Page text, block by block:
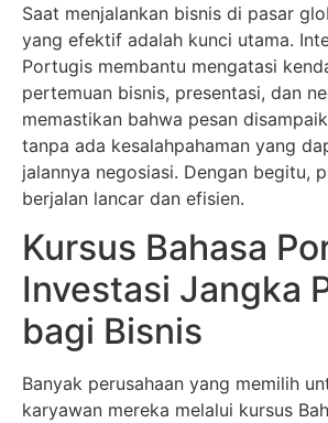
Saat menjalankan bisnis di pasar
yang efektif adalah kunci utama.
Portugis membantu mengatasi
pertemuan bisnis, presentasi, dan
memastikan bahwa pesan
tanpa ada kesalahpahaman yang
jalannya negosiasi. Dengan begitu,
berjalan lancar dan efisien.
Kursus Bahasa
Investasi Jangka
bagi Bisnis
Banyak perusahaan yang memilih
karyawan mereka melalui kursus